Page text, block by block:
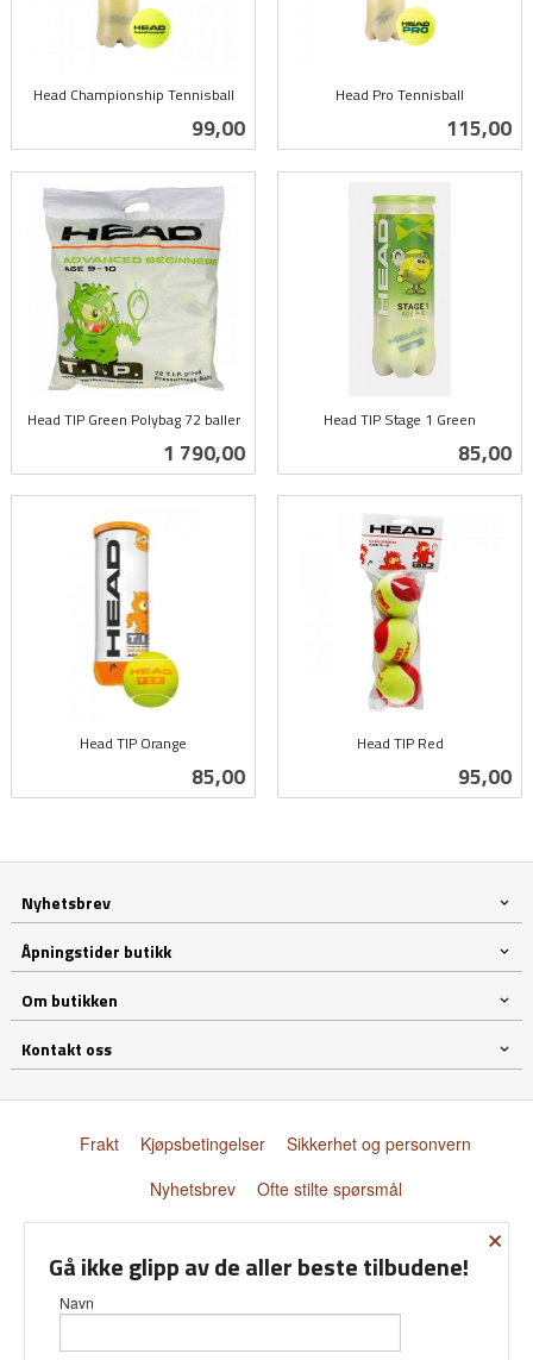
Head Championship Tennisball
Pris
99,00
Head Pro Tennisball
Pris
115,00
Head TIP Green Polybag 72 baller
Pris
1 790,00
Head TIP Stage 1 Green
Pris
85,00
Head TIP Orange
Pris
85,00
Head TIP Red
Pris
95,00
Nyhetsbrev
Åpningstider butikk
Om butikken
Kontakt oss
Frakt Kjøpsbetingelser
Sikkerhet og personvern
Nyhetsbrev
Ofte stilte spørsmål
×
Gå ikke glipp av de aller beste tilbudene!
Navn